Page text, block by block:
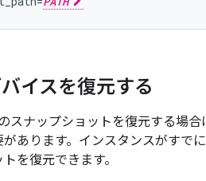
イスを復元する
スナップショットを復元する場
あります。インスタンスがすで
を復元できます。